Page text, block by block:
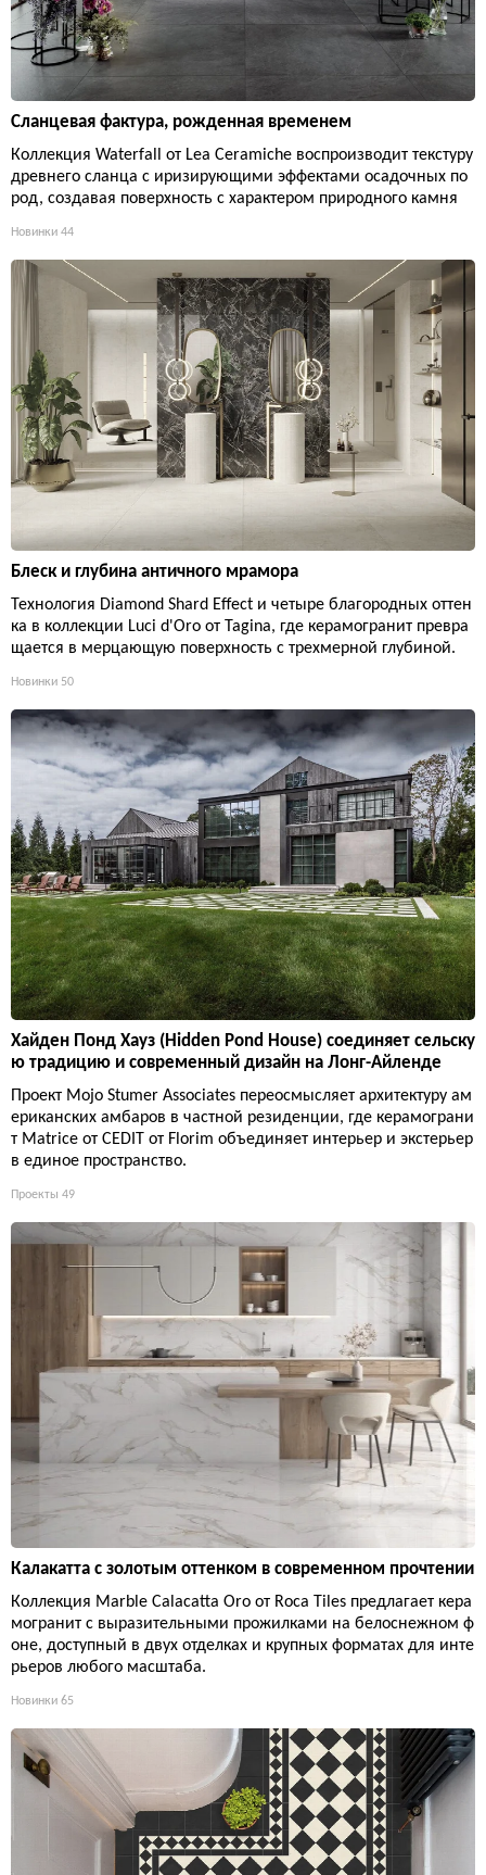
Сланцевая фактура, рожденная временем
Коллекция Waterfall от Lea Ceramiche воспроизводит текстуру
древнего сланца с иризирующими эффектами осадочных по
род, создавая поверхность с характером природного камня
Новинки 44
Блеск и глубина античного мрамора
Технология Diamond Shard Effect и четыре благородных оттен
ка в коллекции Luci d'Oro от Tagina, где керамогранит превра
щается в мерцающую поверхность с трехмерной глубиной.
Новинки 50
Хайден Понд Хауз (Hidden Pond House) соединяет сельску
ю традицию и современный дизайн на Лонг-Айленде
Проект Mojo Stumer Associates переосмысляет архитектуру ам
ериканских амбаров в частной резиденции, где керамограни
т Matrice от CEDIT от Florim объединяет интерьер и экстерьер
в единое пространство.
Проекты 49
Калакатта с золотым оттенком в современном прочтении
Коллекция Marble Calacatta Oro от Roca Tiles предлагает кера
могранит с выразительными прожилками на белоснежном ф
оне, доступный в двух отделках и крупных форматах для инте
рьеров любого масштаба.
Новинки 65